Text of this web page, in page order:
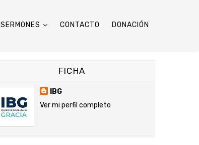
SERMONES CONTACTO DONACIÓN
FICHA
IBG
Ver mi perfil completo